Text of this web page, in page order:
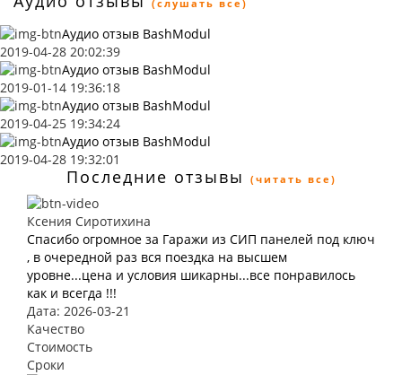
(слушать все)
Аудио отзыв BashModul
2019-04-28 20:02:39
Аудио отзыв BashModul
2019-01-14 19:36:18
Аудио отзыв BashModul
2019-04-25 19:34:24
Аудио отзыв BashModul
2019-04-28 19:32:01
Последние отзывы (читать все)
Ксения Сиротихина
Спасибо огромное за Гаражи из СИП панелей под ключ
, в очередной раз вся поездка на высшем
уровне...цена и условия шикарны...все понравилось
как и всегда !!!
Дата: 2026-03-21
Качество
Стоимость
Сроки